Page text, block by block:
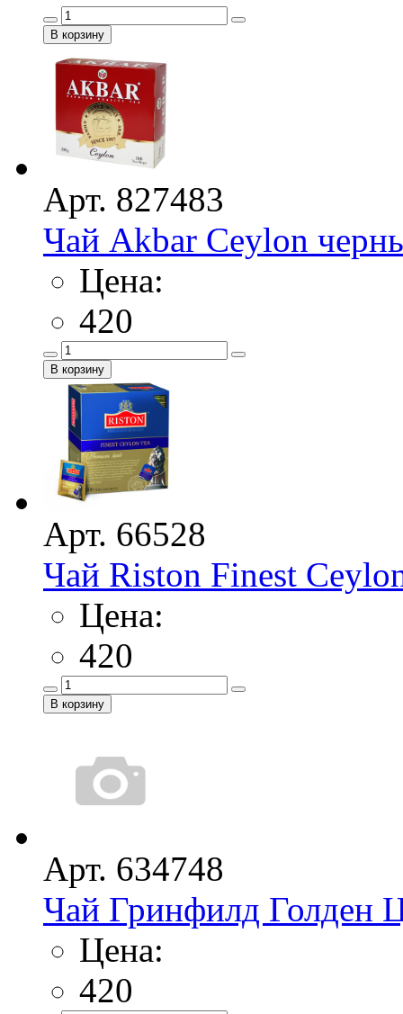
Арт. 827483
Чай Akbar Ceylon
Цена:
420
Арт. 66528
Чай Riston Finest
Цена:
420
Арт. 634748
Чай Гринфилд Голден
Цена:
420